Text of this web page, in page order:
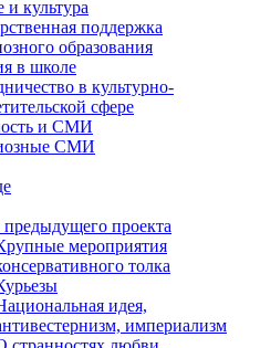
и культура
поддержка
образования
в школе
в культурно-
сфере
и СМИ
СМИ
проекта
мероприятия
толка
идея,
империализм